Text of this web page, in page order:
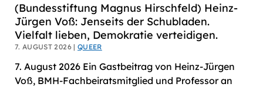
(Bundesstiftung Magnus Hirschfeld) Heinz-
Jürgen Voß: Jenseits der Schubladen.
Vielfalt lieben, Demokratie verteidigen.
7. AUGUST 2026 |QUEER
7. August 2026 Ein Gastbeitrag von Heinz-Jürgen
Voß, BMH-Fachbeiratsmitglied und Professor an